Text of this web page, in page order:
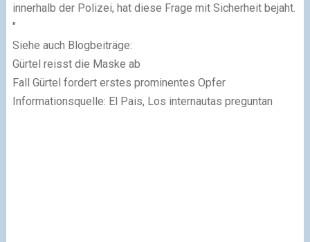
innerhalb der Polizei, hat diese Frage mit Sicherheit bejaht.
"
Siehe auch Blogbeiträge:
Gürtel reisst die Maske ab
Fall Gürtel fordert erstes prominentes Opfer
Informationsquelle: El Pais, Los internautas preguntan